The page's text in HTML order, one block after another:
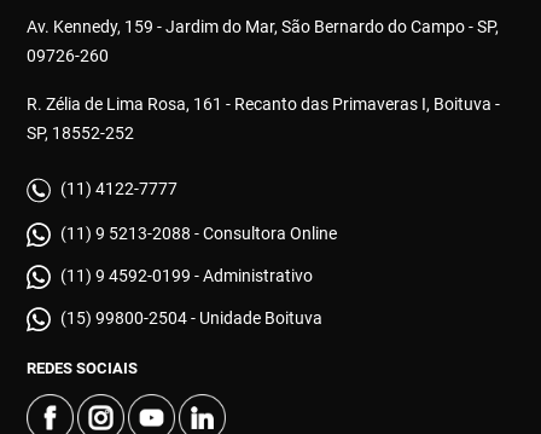
Av. Kennedy, 159 - Jardim do Mar, São Bernardo do Campo - SP,
09726-260
R. Zélia de Lima Rosa, 161 - Recanto das Primaveras I, Boituva -
SP, 18552-252
(11) 4122-7777
(11) 9 5213-2088 - Consultora Online
(11) 9 4592-0199 - Administrativo
(15) 99800-2504 - Unidade Boituva
REDES SOCIAIS